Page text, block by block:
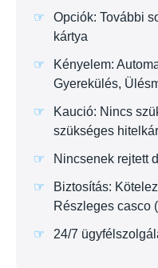
Opciók: További
kártya
Kényelem:
Gyerekülés,
Kaució: Nincs
szükséges
Nincsenek rejtett
Biztosítás:
Részleges casco
24/7